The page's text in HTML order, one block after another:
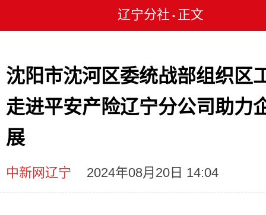
辽宁分社 • 正文
沈阳市沈河区委统战部组织区
走进平安产险辽宁分公司助力
展
中新网辽宁 2024年08月20日 14:04